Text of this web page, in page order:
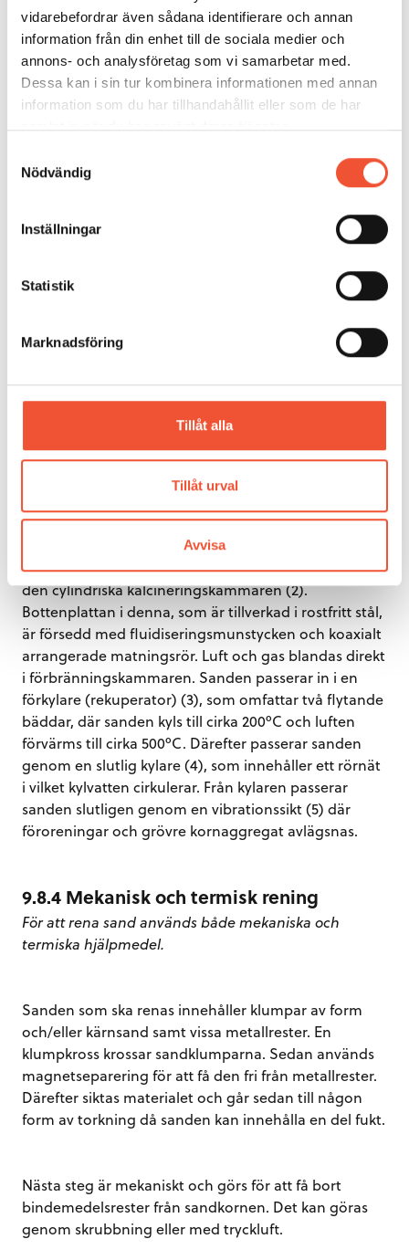
vidarebefordrar även sådana identifierare och annan
information från din enhet till de sociala medier och
annons- och analysföretag som vi samarbetar med.
Dessa kan i sin tur kombinera informationen med annan
information som du har tillhandahållit eller som de har
samlat in när du har använt deras tjänster.
Nödvändig
Inställningar
Statistik
Marknadsföring
Tillåt alla
Tillåt urval
Avvisa
återvinning.
(FATA Aluminium, Italien).
I anläggningen i figuren ovan transporterar en
skruvtransportör (1) den sand som skall återvinnas in i
den cylindriska kalcineringskammaren (2).
Bottenplattan i denna, som är tillverkad i rostfritt stål,
är försedd med fluidiseringsmunstycken och koaxialt
arrangerade matningsrör. Luft och gas blandas direkt
i förbränningskammaren. Sanden passerar in i en
förkylare (rekuperator) (3), som omfattar två flytande
bäddar, där sanden kyls till cirka 200ºC och luften
förvärms till cirka 500ºC. Därefter passerar sanden
genom en slutlig kylare (4), som innehåller ett rörnät
i vilket kylvatten cirkulerar. Från kylaren passerar
sanden slutligen genom en vibrationssikt (5) där
föroreningar och grövre kornaggregat avlägsnas.
9.8.4 Mekanisk och termisk rening
För att rena sand används både mekaniska och
termiska hjälpmedel.
Sanden som ska renas innehåller klumpar av form
och/eller kärnsand samt vissa metallrester. En
klumpkross krossar sandklumparna. Sedan används
magnetseparering för att få den fri från metallrester.
Därefter siktas materialet och går sedan till någon
form av torkning då sanden kan innehålla en del fukt.
Nästa steg är mekaniskt och görs för att få bort
bindemedelsrester från sandkornen. Det kan göras
genom skrubbning eller med tryckluft.